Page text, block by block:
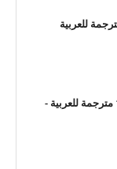
برنامج سفنتين في الغابة حلقة 1 مترجمة للعربية -